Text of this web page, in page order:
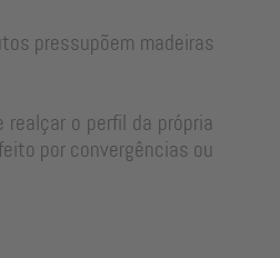
pressupõem madeiras
o perfil da própria
por convergências ou